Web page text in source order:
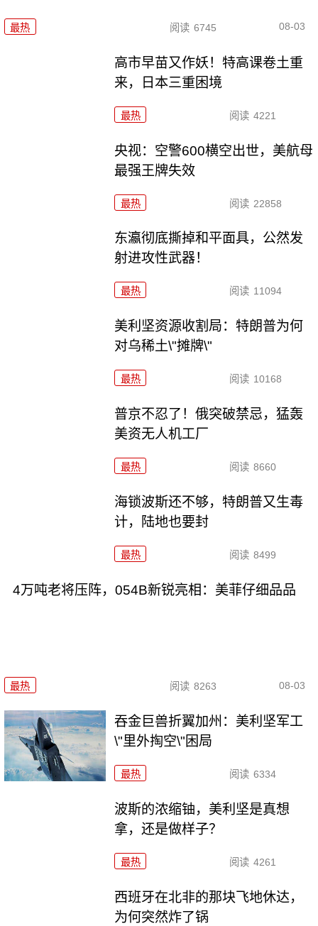
最热 阅读 6745 08-03
高市早苗又作妖！特高课卷土重
来，日本三重困境
最热 阅读 4221
央视：空警600横空出世，美航母
最强王牌失效
最热 阅读 22858
东瀛彻底撕掉和平面具，公然发
射进攻性武器！
最热 阅读 11094
美利坚资源收割局：特朗普为何
对乌稀土\"摊牌\"
最热 阅读 10168
普京不忍了！俄突破禁忌，猛轰
美资无人机工厂
最热 阅读 8660
海锁波斯还不够，特朗普又生毒
计，陆地也要封
最热 阅读 8499
4万吨老将压阵，054B新锐亮相：美菲仔细品品
最热 阅读 8263 08-03
吞金巨兽折翼加州：美利坚军工
\"里外掏空\"困局
最热 阅读 6334
波斯的浓缩铀，美利坚是真想
拿，还是做样子？
最热 阅读 4261
西班牙在北非的那块飞地休达，
为何突然炸了锅